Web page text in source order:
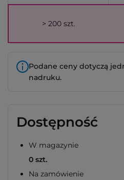
> 200 szt.
Podane ceny dotyczą
nadruku.
Dostępność
W magazynie
0 szt.
Na zamówienie